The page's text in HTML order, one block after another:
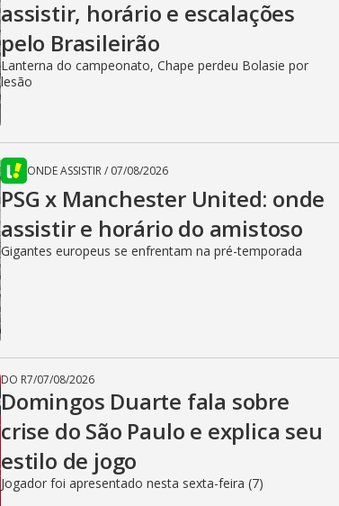
assistir, horário e escalações
pelo Brasileirão
Lanterna do campeonato, Chape perdeu Bolasie por
lesão
ONDE ASSISTIR/ 07/08/2026
PSG x Manchester United: onde
assistir e horário do amistoso
Gigantes europeus se enfrentam na pré-temporada
DO R7/07/08/2026
Domingos Duarte fala sobre
crise do São Paulo e explica seu
estilo de jogo
Jogador foi apresentado nesta sexta-feira (7)